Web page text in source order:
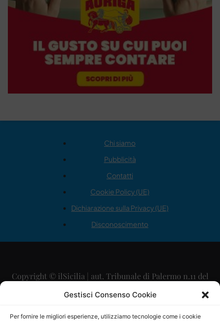
Gestisci Consenso Cookie
Per fornire le migliori esperienze, utilizziamo tecnologie come i cookie
Chi siamo
Pubblicità
Contatti
Cookie Policy (UE)
Dichiarazione sulla Privacy (UE)
Disconoscimento
Copyright © ilSicilia | aut. Tribunale di Palermo n.11 del
29/09/2015